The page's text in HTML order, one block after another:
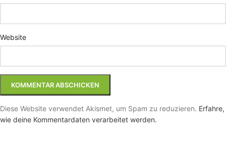
Website
Diese Website verwendet Akismet, um Spam zu reduzieren. Erfahre,
wie deine Kommentardaten verarbeitet werden.